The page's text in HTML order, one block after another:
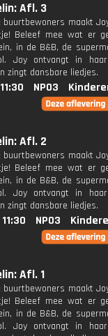
Afl. 3
buurtbewoners maakt
Beleef mee wat er
in de B&B, de
Joy ontvangt in
zingt dansbare liedjes.
NPO3
Afl. 2
buurtbewoners maakt
Beleef mee wat er
in de B&B, de
Joy ontvangt in
zingt dansbare liedjes.
NPO3
Afl. 1
buurtbewoners maakt
Beleef mee wat er
in de B&B, de
Joy ontvangt in